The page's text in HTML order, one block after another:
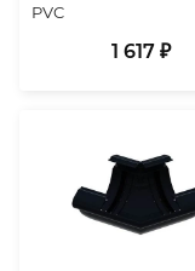
PVC
1 617 ₽